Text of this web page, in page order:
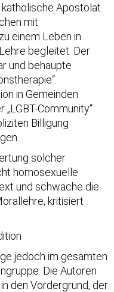
Apostolat
mit
einem Leben in
begleitet. Der
und behaupte
in Gemeinden
Community“
Billigung
solcher
homosexuelle
und schwäche die
kritisiert
jedoch im gesamten
Die Autoren
den Vordergrund, der